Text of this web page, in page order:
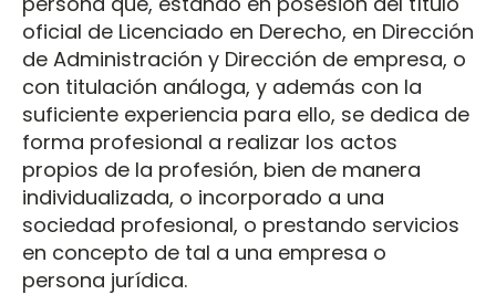
oficial de Licenciado en Derecho, en Dirección
de Administración y Dirección de empresa, o
con titulación análoga, y además con la
suficiente experiencia para ello, se dedica de
forma profesional a realizar los actos
propios de la profesión, bien de manera
individualizada, o incorporado a una
sociedad profesional, o prestando servicios
en concepto de tal a una empresa o
persona jurídica.